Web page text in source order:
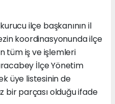
ilçe başkanının il
koordinasyonunda ilçe
tüm iş ve işlemleri
İlçe Yönetim
üye listesinin de
bir parçası olduğu ifade